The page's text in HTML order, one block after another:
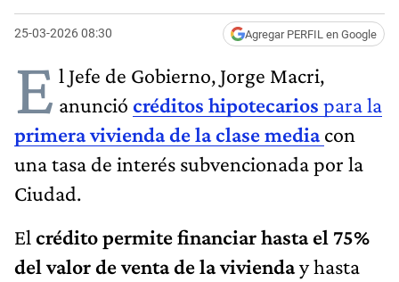
25-03-2026 08:30 Agregar PERFIL en Google
E l Jefe de Gobierno, Jorge Macri,
anunció créditos hipotecarios para la
primera vivienda de la clase mediacon
una tasa de interés subvencionada por la
Ciudad.
El crédito permite financiar hasta el 75%
del valor de venta de la vivienday hasta